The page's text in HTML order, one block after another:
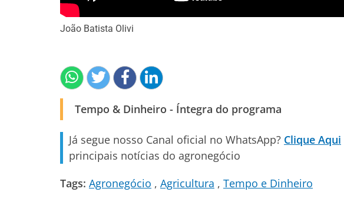
João Batista Olivi
Tempo & Dinheiro - Íntegra do programa
Já segue nosso Canal oficial no WhatsApp? Clique Aqui
principais notícias do agronegócio
Tags: Agronegócio Agricultura Tempo e Dinheiro